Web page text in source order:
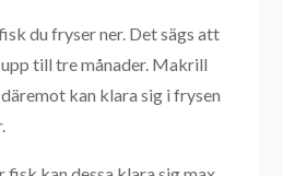
du fryser ner. Det sägs att
till tre månader. Makrill
kan klara sig i frysen